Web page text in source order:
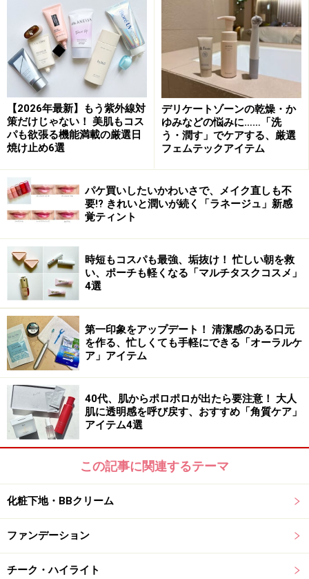
ちる”でおなじみのマスカラなので、パンダ目になりにく
いのに落とすのが簡単。 まつ毛が下向き気味の方やカー
ルアップしたまつ毛を長持ちさせたい方におすすめで
す。
ビューラーでまつ毛をカールさせてから、マスカラを根
本からダマにならないように、毛先まで均一にジグザグ
に動かして塗ります。
美容成分配合でまつ毛をやさしくいたわります
デジャヴュ キープスタイル マスカラa
1500円（税抜／編集部調べ）／イミュ
2.【ディーアップ】目頭や下まつ毛など細
かな部分もキャッチ
美容成分配合でまつ毛をやさしくいたわります
まつ毛1本1本をセパレートしながら長さを出します
ヘッドが小さく細かな部分が塗りやすいので、目頭や下
まつ毛のうぶ毛にもしっかりとマスカラ液が付きます。
繊維がするするとまつ毛に絡んでダマになりにくいのが
【2026年最新】もう紫外線対
策だけじゃない！ 美肌もコス
パも欲張る機能満載の厳選日
焼け止め6選
デリケートゾーンの乾燥・か
ゆみなどの悩みに……「洗
う・潤す」でケアする、厳選
フェムテックアイテム
パケ買いしたいかわいさで、メイク直しも不
要!? きれいと潤いが続く「ラネージュ」新感
覚ティント
時短もコスパも最強、垢抜け！ 忙しい朝を救
い、ポーチも軽くなる「マルチタスクコスメ」
4選
第一印象をアップデート！ 清潔感のある口元
を作る、忙しくても手軽にできる「オーラルケ
ア」アイテム
40代、肌からポロポロが出たら要注意！ 大人
肌に透明感を呼び戻す、おすすめ「角質ケア」
アイテム4選
この記事に関連するテーマ
化粧下地・BBクリーム
ファンデーション
チーク・ハイライト